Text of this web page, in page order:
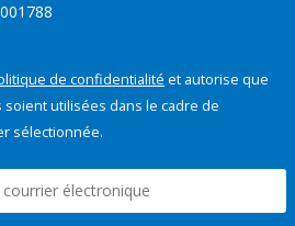
de confidentialité et autorise que
utilisées dans le cadre de
sélectionnée.